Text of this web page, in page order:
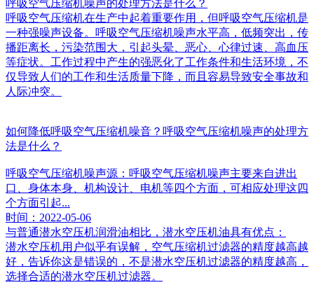
呼吸空气压缩机噪声的处理方法是什么？
呼吸空气压缩机在生产中起着重要作用，但呼吸空气压缩机是
一种强噪声设备。呼吸空气压缩机噪声水平高，低频突出，传
播距离长，污染范围大，引起头晕、恶心、心律过速、高血压
等症状。工作过程中产生的强恶化了工作条件和生活环境，不
仅导致人们的工作和生活质量下降，而且容易导致安全事故和
人际冲突。
如何降低呼吸空气压缩机噪音？呼吸空气压缩机噪声的处理方
法是什么？
呼吸空气压缩机噪声源：呼吸空气压缩机噪声主要来自进出
口、身体本身、机构设计、电机等四个方面，可相应处理这四
个方面引起...
时间：2022-05-06
与普通潜水空压机润滑油相比，潜水空压机油具有优点：
潜水空压机用户似乎有误解，空气压缩机过滤器的精度越高越
好，告诉你这是错误的，不是潜水空压机过滤器的精度越高，
选择合适的潜水空压机过滤器。